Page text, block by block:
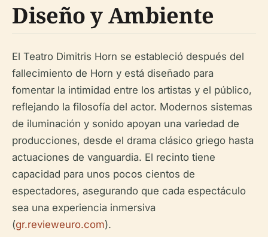
Diseño y Ambiente
El Teatro Dimitris Horn se estableció después del
fallecimiento de Horn y está diseñado para
fomentar la intimidad entre los artistas y el público,
reflejando la filosofía del actor. Modernos sistemas
de iluminación y sonido apoyan una variedad de
producciones, desde el drama clásico griego hasta
actuaciones de vanguardia. El recinto tiene
capacidad para unos pocos cientos de
espectadores, asegurando que cada espectáculo
sea una experiencia inmersiva
(gr.revieweuro.com).